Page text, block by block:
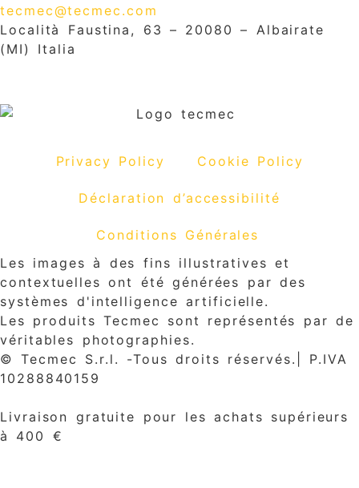
tecmec@tecmec.com
Località Faustina, 63 – 20080 – Albairate
(MI) Italia
Privacy Policy Cookie Policy
Déclaration d’accessibilité
Conditions Générales
Les images à des fins illustratives et
contextuelles ont été générées par des
systèmes d'intelligence artificielle.
Les produits Tecmec sont représentés par de
véritables photographies.
© Tecmec S.r.l. -Tous droits réservés.| P.IVA
10288840159
Livraison gratuite pour les achats supérieurs
à 400 €